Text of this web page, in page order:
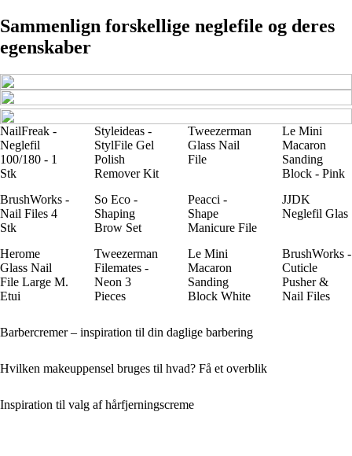
Sammenlign forskellige neglefile og deres
egenskaber
NailFreak -
Neglefil
100/180 - 1
Stk
Styleideas -
StylFile Gel
Polish
Remover Kit
Tweezerman
Glass Nail
File
Le Mini
Macaron
Sanding
Block - Pink
BrushWorks -
Nail Files 4
Stk
So Eco -
Shaping
Brow Set
Peacci -
Shape
Manicure File
JJDK
Neglefil Glas
Herome
Glass Nail
File Large M.
Etui
Tweezerman
Filemates -
Neon 3
Pieces
Le Mini
Macaron
Sanding
Block White
BrushWorks -
Cuticle
Pusher &
Nail Files
Barbercremer – inspiration til din daglige barbering
Hvilken makeuppensel bruges til hvad? Få et overblik
Inspiration til valg af hårfjerningscreme